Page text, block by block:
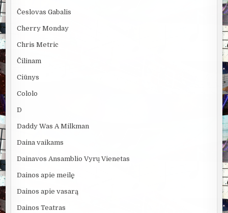
Česlovas Gabalis
Cherry Monday
Chris Metric
Čilinam
Ciūnys
Cololo
D
Daddy Was A Milkman
Daina vaikams
Dainavos Ansamblio Vyrų Vienetas
Dainos apie meilę
Dainos apie vasarą
Dainos Teatras